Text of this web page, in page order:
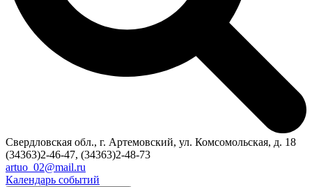
Свердловская обл., г. Артемовский, ул. Комсомольская, д. 18
(34363)2-46-47, (34363)2-48-73
artuo_02@mail.ru
Календарь событий